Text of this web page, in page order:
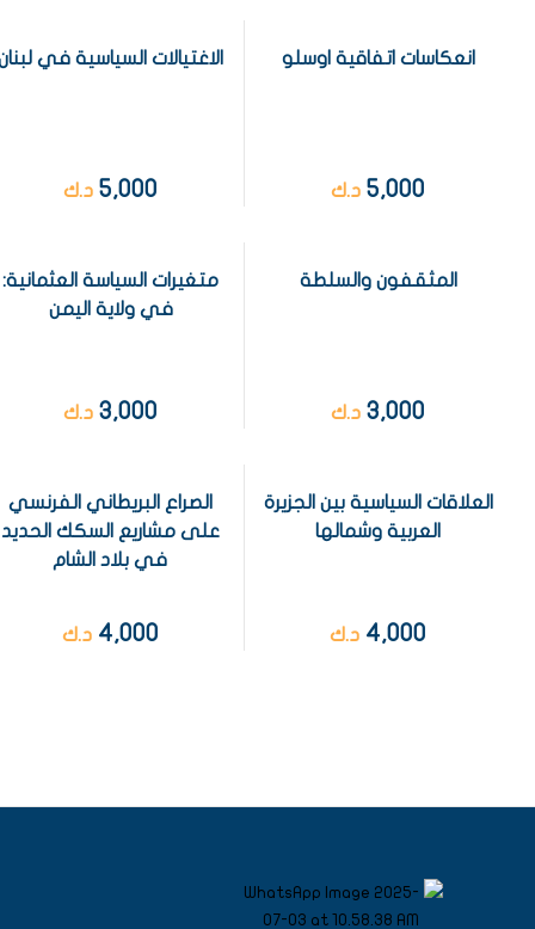
انعكاسات اتفاقية اوسلو
5,000 د.ك
الاغتيالات السياسية في
5,000 د.ك
المثقفون والسلطة
3,000 د.ك
متغيرات السياسة العثمانية:
في ولاية اليمن
3,000 د.ك
العلاقات السياسية بين الجزيرة
العربية وشمالها
4,000 د.ك
الصراع البريطاني الفرنسي
على مشاريع السكك الحديد
في بلاد الشام
4,000 د.ك